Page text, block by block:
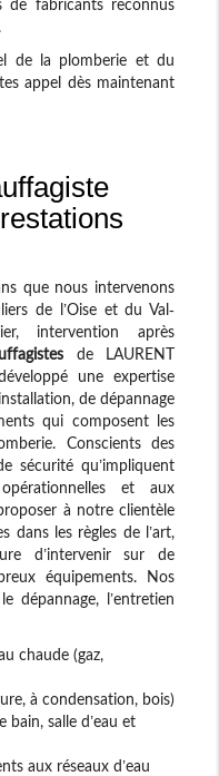
de fabricants reconnus
de la plomberie et du
appel dès maintenant
que nous intervenons
de l’Oise et du Val-
intervention après
de LAURENT
une expertise
de dépannage
qui composent les
Conscients des
sécurité qu’impliquent
et aux
à notre clientèle
dans les règles de l’art,
d’intervenir sur de
équipements. Nos
dépannage, l’entretien
chaude (gaz,
à condensation, bois)
bain, salle d’eau et
aux réseaux d’eau